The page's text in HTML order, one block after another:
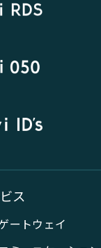
ス
ートウェイ